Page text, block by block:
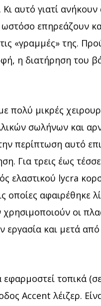
αυτό γιατί ανήκουν
επηρεάζουν
«γραμμές» της.
η διατήρηση του
πολύ μικρές
σωλήνων και
περίπτωση αυτό
Για τρεις έως
ελαστικού lycra
οποίες αφαιρέθηκε
οι
και μετά
τοπικά
Accent λέιζερ.